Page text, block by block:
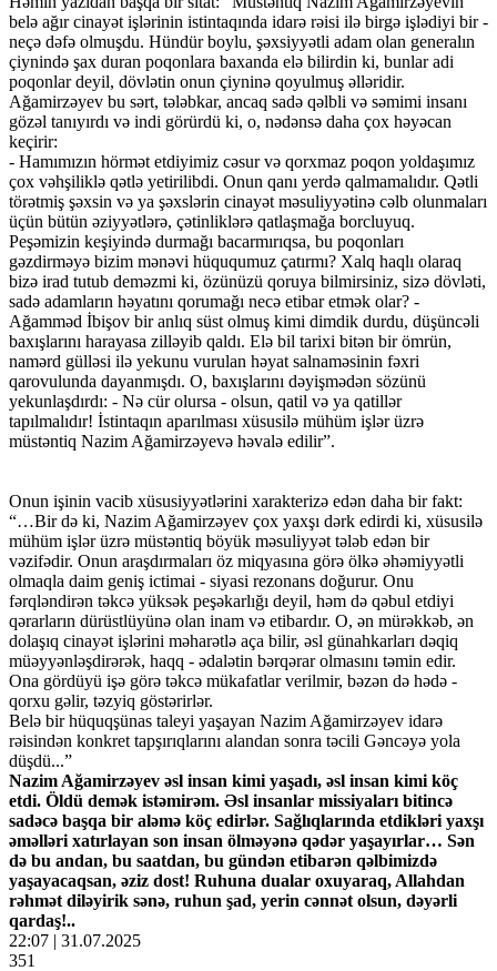
belə ağır cinayət işlərinin istintaqında idarə rəisi ilə birgə işlədiyi bir -
neçə dəfə olmuşdu. Hündür boylu, şəxsiyyətli adam olan generalın
çiynində şax duran poqonlara baxanda elə bilirdin ki, bunlar adi
poqonlar deyil, dövlətin onun çiyninə qoyulmuş əlləridir.
Ağamirzəyev bu sərt, tələbkar, ancaq sadə qəlbli və səmimi insanı
gözəl tanıyırdı və indi görürdü ki, o, nədənsə daha çox həyəcan
keçirir:
- Hamımızın hörmət etdiyimiz cəsur və qorxmaz poqon yoldaşımız
çox vəhşiliklə qətlə yetirilibdi. Onun qanı yerdə qalmamalıdır. Qətli
törətmiş şəxsin və ya şəxslərin cinayət məsuliyyətinə cəlb olunmaları
üçün bütün əziyyətlərə, çətinliklərə qatlaşmağa borcluyuq.
Peşəmizin keşiyində durmağı bacarmırıqsa, bu poqonları
gəzdirməyə bizim mənəvi hüququmuz çatırmı? Xalq haqlı olaraq
bizə irad tutub deməzmi ki, özünüzü qoruya bilmirsiniz, sizə dövləti,
sadə adamların həyatını qorumağı necə etibar etmək olar? -
Ağamməd İbişov bir anlıq süst olmuş kimi dimdik durdu, düşüncəli
baxışlarını harayasa zilləyib qaldı. Elə bil tarixi bitən bir ömrün,
namərd gülləsi ilə yekunu vurulan həyat salnaməsinin fəxri
qarovulunda dayanmışdı. O, baxışlarını dəyişmədən sözünü
yekunlaşdırdı: - Nə cür olursa - olsun, qatil və ya qatillər
tapılmalıdır! İstintaqın aparılması xüsusilə mühüm işlər üzrə
müstəntiq Nazim Ağamirzəyevə həvalə edilir”.
Onun işinin vacib xüsusiyyətlərini xarakterizə edən daha bir fakt:
“…Bir də ki, Nazim Ağamirzəyev çox yaxşı dərk edirdi ki, xüsusilə
mühüm işlər üzrə müstəntiq böyük məsuliyyət tələb edən bir
vəzifədir. Onun araşdırmaları öz miqyasına görə ölkə əhəmiyyətli
olmaqla daim geniş ictimai - siyasi rezonans doğurur. Onu
fərqləndirən təkcə yüksək peşəkarlığı deyil, həm də qəbul etdiyi
qərarların dürüstlüyünə olan inam və etibardır. O, ən mürəkkəb, ən
dolaşıq cinayət işlərini məharətlə aça bilir, əsl günahkarları dəqiq
müəyyənləşdirərək, haqq - ədalətin bərqərar olmasını təmin edir.
Ona gördüyü işə görə təkcə mükafatlar verilmir, bəzən də hədə -
qorxu gəlir, təzyiq göstərirlər.
Belə bir hüquqşünas taleyi yaşayan Nazim Ağamirzəyev idarə
rəisindən konkret tapşırıqlarını alandan sonra təcili Gəncəyə yola
düşdü...”
Nazim Ağamirzəyev əsl insan kimi yaşadı, əsl insan kimi köç
etdi. Öldü demək istəmirəm. Əsl insanlar missiyaları bitincə
sadəcə başqa bir aləmə köç edirlər. Sağlıqlarında etdikləri yaxşı
əməlləri xatırlayan son insan ölməyənə qədər yaşayırlar… Sən
də bu andan, bu saatdan, bu gündən etibarən qəlbimizdə
yaşayacaqsan, əziz dost! Ruhuna dualar oxuyaraq, Allahdan
rəhmət diləyirik sənə, ruhun şad, yerin cənnət olsun, dəyərli
qardaş!..
22:07 | 31.07.2025
351